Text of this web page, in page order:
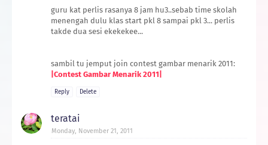
guru kat perlis rasanya 8 jam hu3..sebab time skolah
menengah dulu klas start pkl 8 sampai pkl 3... perlis
takde dua sesi ekekekee...
sambil tu jemput join contest gambar menarik 2011:
|Contest Gambar Menarik 2011|
Reply Delete
teratai
Monday, November 21, 2011